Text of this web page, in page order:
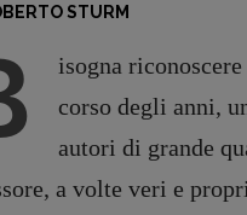
STURM
isogna
corso degli anni,
autori di grande
a volte veri e